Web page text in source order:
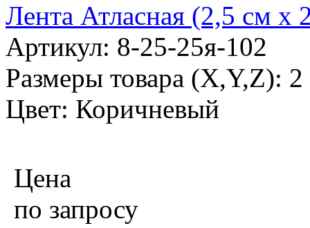
Лента Атласная (2,5 см х
Артикул: 8-25-25я-102
Размеры товара (X,Y,Z):
Цвет: Коричневый
Цена
по запросу